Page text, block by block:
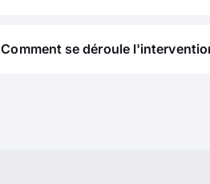
Comment se déroule